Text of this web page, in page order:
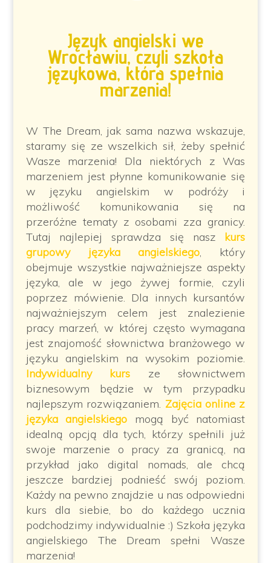
Język angielski we
Wrocławiu, czyli szkoła
językowa, która spełnia
marzenia!
W The Dream, jak sama nazwa wskazuje,
staramy się ze wszelkich sił, żeby spełnić
Wasze marzenia! Dla niektórych z Was
marzeniem jest płynne komunikowanie się
w języku angielskim w podróży i
możliwość komunikowania się na
przeróżne tematy z osobami zza granicy.
Tutaj najlepiej sprawdza się nasz kurs
grupowy języka angielskiego, który
obejmuje wszystkie najważniejsze aspekty
języka, ale w jego żywej formie, czyli
poprzez mówienie. Dla innych kursantów
najważniejszym celem jest znalezienie
pracy marzeń, w której często wymagana
jest znajomość słownictwa branżowego w
języku angielskim na wysokim poziomie.
Indywidualny kurs
ze słownictwem
biznesowym będzie w tym przypadku
najlepszym rozwiązaniem. Zajęcia online z
języka angielskiego mogą być natomiast
idealną opcją dla tych, którzy spełnili już
swoje marzenie o pracy za granicą, na
przykład jako digital nomads, ale chcą
jeszcze bardziej podnieść swój poziom.
Każdy na pewno znajdzie u nas odpowiedni
kurs dla siebie, bo do każdego ucznia
podchodzimy indywidualnie :) Szkoła języka
angielskiego The Dream spełni Wasze
marzenia!